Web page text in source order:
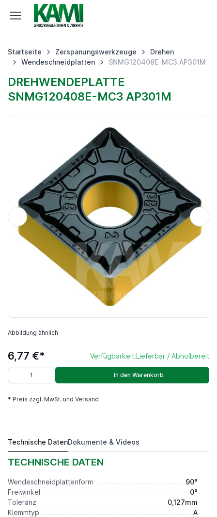
Startseite Zerspanungswerkzeuge
Drehen
Wendeschneidplatten
SNMG120408E-MC3 AP301M
DREHWENDEPLATTE
SNMG120408E-MC3 AP301M
Abbildung ähnlich
6,77 €* Verfügbarkeit:Lieferbar / Abholbereit
In den Warenkorb
* Preis zzgl. MwSt. und Versand
SNMG120408E-MC3 AP301M
6,77 €*
Technische DatenDokumente & Videos
TECHNISCHE DATEN
Wendeschneidplattenform
90°
Freiwinkel
0°
Toleranz
0,127mm
Klemmtyp
A